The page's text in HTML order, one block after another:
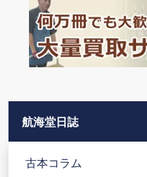
航海堂日誌
古本コラム